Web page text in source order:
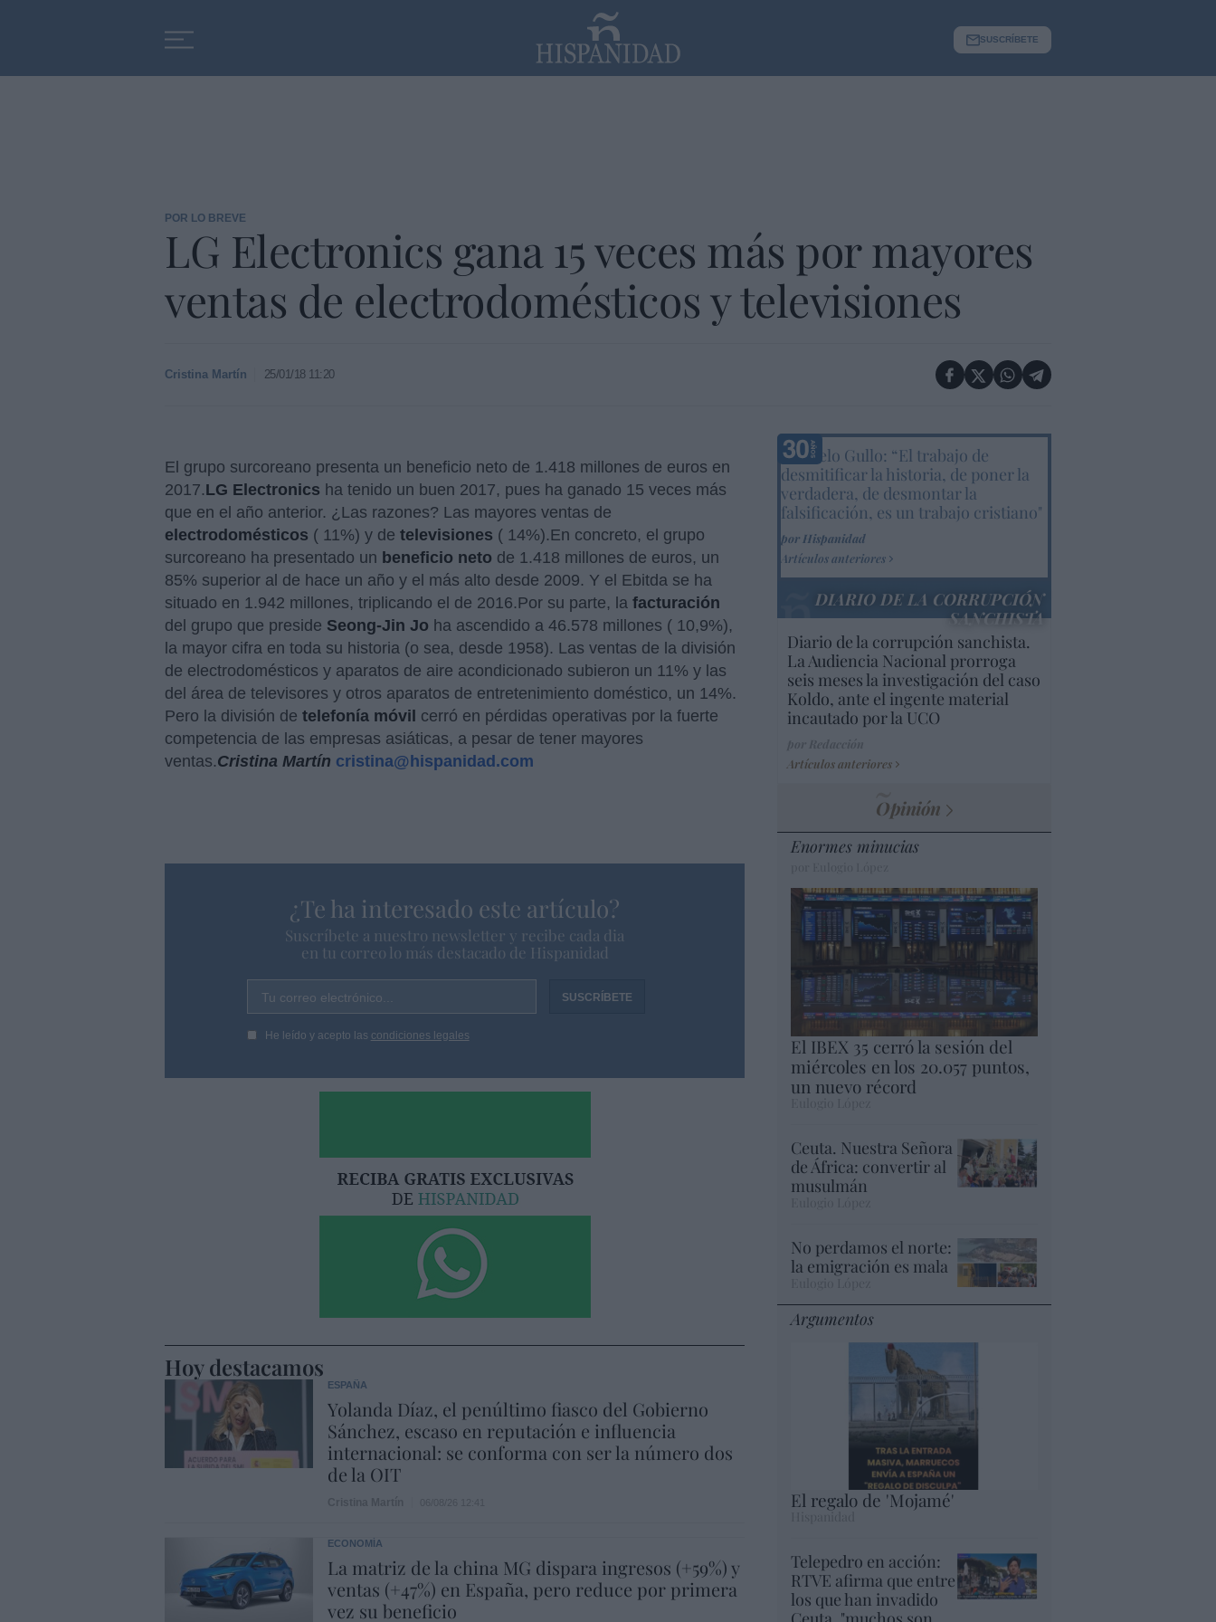
SUSCRÍBETE
POR LO BREVE
LG Electronics gana 15 veces más por mayores
ventas de electrodomésticos y televisiones
Cristina Martín 25/01/18 11:20
El grupo surcoreano presenta un beneficio neto de 1.418 millones de euros en
2017.LG Electronics ha tenido un buen 2017, pues ha ganado 15 veces más
que en el año anterior. ¿Las razones? Las mayores ventas de
electrodomésticos ( 11%) y de televisiones ( 14%).En concreto, el grupo
surcoreano ha presentado un beneficio neto de 1.418 millones de euros, un
85% superior al de hace un año y el más alto desde 2009. Y el Ebitda se ha
situado en 1.942 millones, triplicando el de 2016.Por su parte, la facturación
del grupo que preside Seong-Jin Jo ha ascendido a 46.578 millones ( 10,9%),
la mayor cifra en toda su historia (o sea, desde 1958). Las ventas de la división
de electrodomésticos y aparatos de aire acondicionado subieron un 11% y las
del área de televisores y otros aparatos de entretenimiento doméstico, un 14%.
Pero la división de telefonía móvil cerró en pérdidas operativas por la fuerte
competencia de las empresas asiáticas, a pesar de tener mayores
ventas.Cristina Martín cristina@hispanidad.com
¿Te ha interesado este artículo?
Suscríbete a nuestro newsletter y recibe cada dia
en tu correo lo más destacado de Hispanidad
Tu correo electrónico...
He leído y acepto las condiciones legales
Hoy destacamos
ESPAÑA
Yolanda Díaz, el penúltimo fiasco del Gobierno
Sánchez, escaso en reputación e influencia
internacional: se conforma con ser la número dos
de la OIT
ECONOMÍA
La matriz de la china MG dispara ingresos (+59%) y
ventas (+47%) en España, pero reduce por primera
vez su beneficio
Marcelo Gullo: “El trabajo de
desmitificar la historia, de poner la
verdadera, de desmontar la
falsificación, es un trabajo cristiano"
por Hispanidad
Artículos anteriores
DIARIO DE LA CORRUPCIÓN
SANCHISTA
Diario de la corrupción sanchista.
La Audiencia Nacional prorroga
seis meses la investigación del caso
Koldo, ante el ingente material
incautado por la UCO
Artículos anteriores
Opinión
Enormes minucias
El IBEX 35 cerró la sesión del
miércoles en los 20.057 puntos,
un nuevo récord
Ceuta. Nuestra Señora
de África: convertir al
musulmán
No perdamos el norte:
la emigración es mala
Argumentos
El regalo de 'Mojamé'
Telepedro en acción:
RTVE afirma que entre
los que han invadido